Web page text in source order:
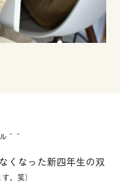
＾＾
くなった新四年生の双
。笑）